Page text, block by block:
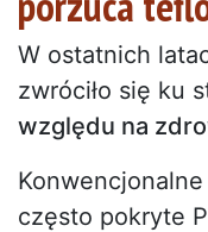
W ostatnich
zwróciło się ku
względu na
często pokryte